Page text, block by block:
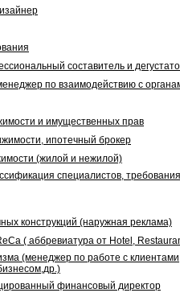
составитель и
по взаимодействию с
и имущественных прав
ипотечный брокер
(жилой и нежилой)
специалистов,
конструкций (наружная реклама)
( аббревиатура от Hotel,
(менеджер по работе с
финансовый директор